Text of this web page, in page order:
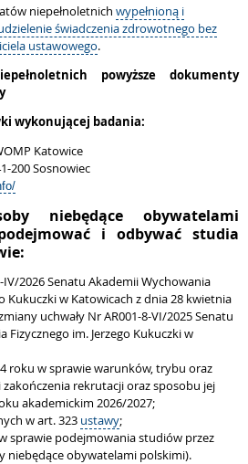
niepełnoletnich wypełnioną i
świadczenia zdrowotnego bez
ustawowego.
powyższe dokumenty
wykonującej badania:
Katowice
200 Sosnowiec
niebędące obywatelami
i odbywać studia
IV/2026Senatu Akademii Wychowania
Kukuczki w Katowicach z dnia 28 kwietnia
uchwały Nr AR001-8-VI/2025 Senatu
Fizycznego im. Jerzego Kukuczki w
roku w sprawie warunków, trybu oraz
rekrutacji oraz sposobu jej
akademickim 2026/2027;
w art. 323 ustawy;
sprawie podejmowania studiów przez
niebędące obywatelami polskimi).